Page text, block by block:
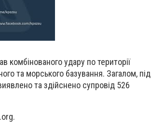
комбінованого удару по території
та морського базування. Загалом, під
та здійснено супровід 526